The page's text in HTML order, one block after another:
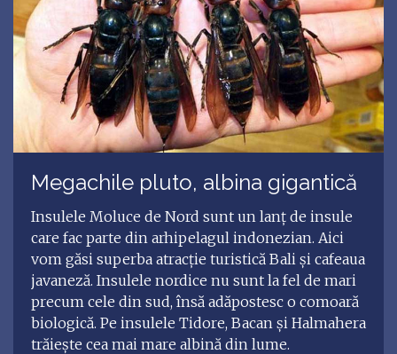
Megachile pluto, albina gigantică
Insulele Moluce de Nord sunt un lanț de insule
care fac parte din arhipelagul indonezian. Aici
vom găsi superba atracție turistică Bali și cafeaua
javaneză. Insulele nordice nu sunt la fel de mari
precum cele din sud, însă adăpostesc o comoară
biologică. Pe insulele Tidore, Bacan și Halmahera
trăiește cea mai mare albină din lume.